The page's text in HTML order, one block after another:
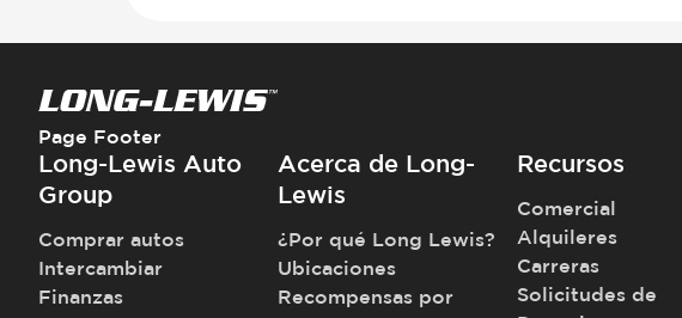
Page Footer
Long-Lewis Auto
Group
Comprar autos
Intercambiar
Finanzas
Acerca de Long-
Lewis
¿Por qué Long Lewis?
Ubicaciones
Recompensas por
Recursos
Comercial
Alquileres
Carreras
Solicitudes de